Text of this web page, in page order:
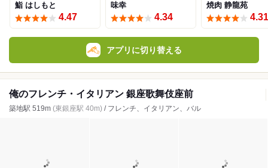
鮨 はしもと
4.47
味幸
4.34
焼肉 静龍苑
4.31
アプリに切り替える
俺のフレンチ・イタリアン 銀座歌舞伎座前
築地駅 519m (東銀座駅 40m) / フレンチ、イタリアン、バル